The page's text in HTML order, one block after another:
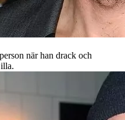
när han drack och